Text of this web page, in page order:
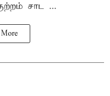
சாட ...